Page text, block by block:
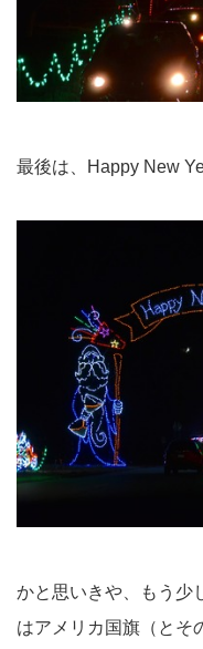
最後は、Happy New
かと思いきや、もう少
はアメリカ国旗（とそ